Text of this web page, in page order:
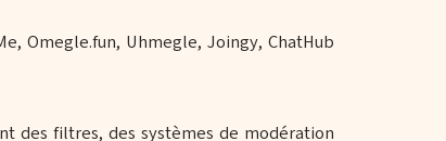
Omegle.fun, Uhmegle, Joingy, ChatHub
des filtres, des systèmes de modération